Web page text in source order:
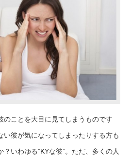
のことを大目に見てしまうものです
い彼が気になってしまったりする方も
いわゆる”KYな彼”。ただ、多くの人